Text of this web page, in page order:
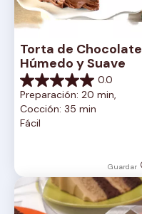
Torta de Chocolate
Húmedo y Suave
0.0
0.0
de
5
estrellas.
Preparación: 20 min,
Cocción: 35 min
Fácil
Guardar